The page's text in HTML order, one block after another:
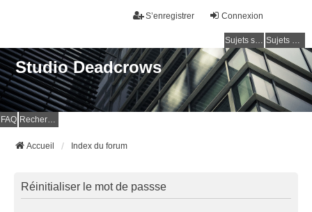
Connexion
S’enregistrer
Sujets sans réponse Sujets actifs
Studio Deadcrows
FAQ Rechercher
Accueil Index du forum
Réinitialiser le mot de passse